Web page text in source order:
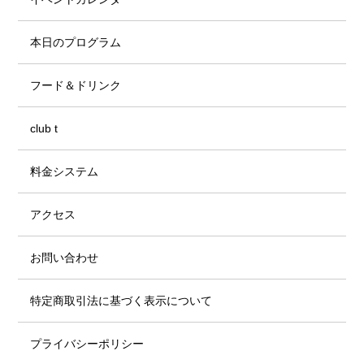
本日のプログラム
フード＆ドリンク
club t
料金システム
アクセス
お問い合わせ
特定商取引法に基づく表示について
プライバシーポリシー